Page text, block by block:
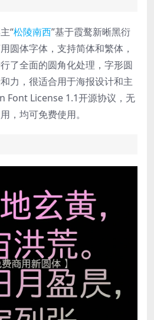
“松陵南西”基于霞鹜新晰黑衍
圆体字体，支持简体和繁体，
了全面的圆角化处理，字形圆
力，很适合用于海报设计和主
Font License 1.1开源协议，无
，均可免费使用。